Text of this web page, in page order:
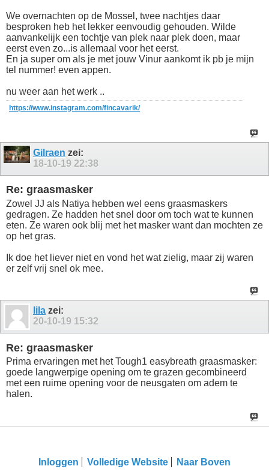
We overnachten op de Mossel, twee nachtjes daar
besproken heb het lekker eenvoudig gehouden. Wilde
aanvankelijk een tochtje van plek naar plek doen, maar
eerst even zo...is allemaal voor het eerst.
En ja super om als je met jouw Vinur aankomt ik pb je mijn
tel nummer! even appen.
nu weer aan het werk ..
https://www.instagram.com/fincavarik/
Gilraen zei:
18-10-19 22:38
Re: graasmasker
Zowel JJ als Natiya hebben wel eens graasmaskers
gedragen. Ze hadden het snel door om toch wat te kunnen
eten. Ze waren ook blij met het masker want dan mochten ze
op het gras.
Ik doe het liever niet en vond het wat zielig, maar zij waren
er zelf vrij snel ok mee.
lila zei:
20-10-19 15:32
Re: graasmasker
Prima ervaringen met het Tough1 easybreath graasmasker:
goede langwerpige opening om te grazen gecombineerd
met een ruime opening voor de neusgaten om adem te
halen.
Inloggen Volledige Website Naar Boven